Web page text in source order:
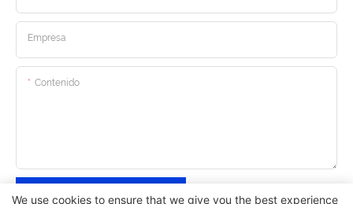
Empresa
Contenido
Enviar Consulta Ahora
We use cookies to ensure that we give you the best experience